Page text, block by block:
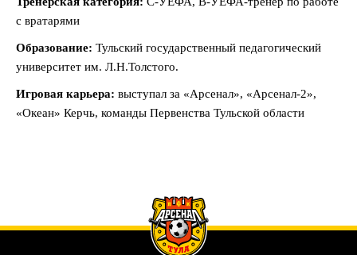
с вратарями
Образование: Тульский государственный педагогический
университет им. Л.Н.Толстого.
Игровая карьера: выступал за «Арсенал», «Арсенал-2»,
«Океан» Керчь, команды Первенства Тульской области